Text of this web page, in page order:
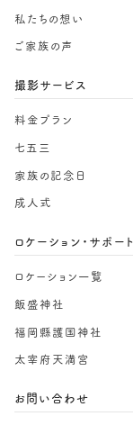
私たちの想い
ご家族の声
撮影サービス
料金プラン
七五三
家族の記念日
成人式
ロケーション・サポート
ロケーション一覧
飯盛神社
福岡縣護国神社
太宰府天満宮
お問い合わせ